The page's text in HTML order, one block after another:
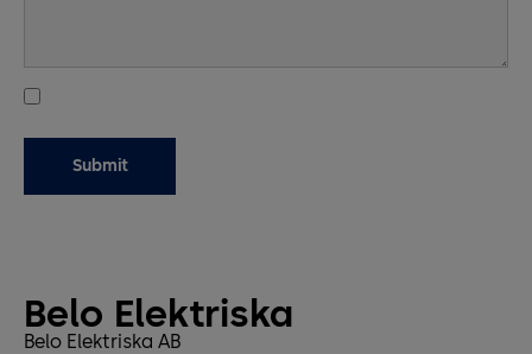
Belo Elektriska
Belo Elektriska AB